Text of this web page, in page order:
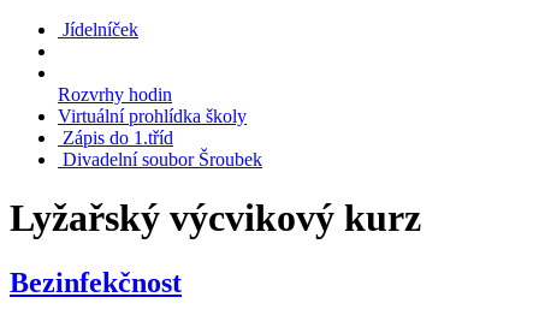
Jídelníček
Rozvrhy hodin
Virtuální prohlídka školy
Zápis do 1.tříd
Divadelní soubor Šroubek
Lyžařský výcvikový kurz
Bezinfekčnost